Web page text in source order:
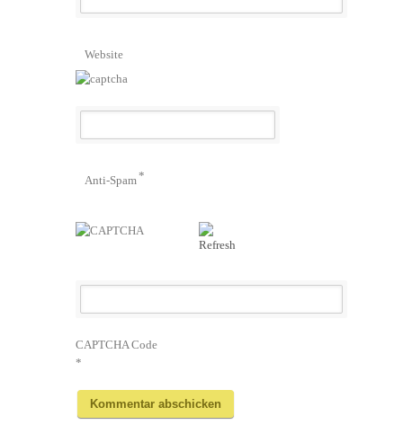
Website
Anti-Spam*
CAPTCHA Code
*